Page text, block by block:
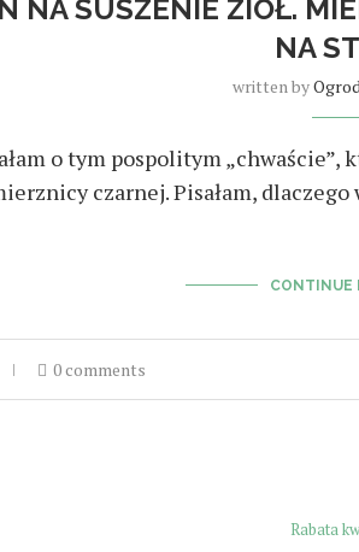
NA SUSZENIE ZIÓŁ.
NA
written by
o tym pospolitym „chwaście”,
czarnej. Pisałam,
CONTINUE
0 comments
Rabata